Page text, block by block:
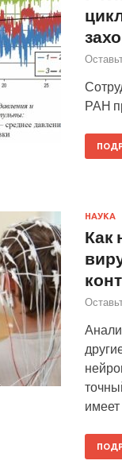
РАН
НАУКА
Как
имеет